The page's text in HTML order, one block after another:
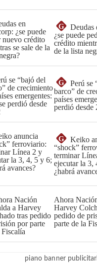
G
Deudas
¿se puede
crédito
de la lista
G
Perú se
barco” de
países
perdió desde
G
Keiko
“shock”
terminar
ejecutar la 3,
¿habrá
Ahora
Harvey
pedido de
parte de la